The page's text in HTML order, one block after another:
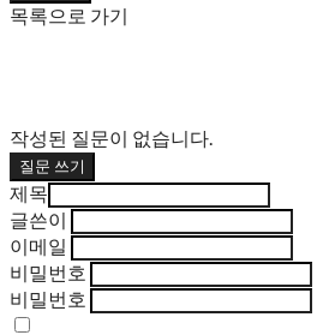
목록으로 가기
작성된 질문이 없습니다.
질문 쓰기
제목
글쓴이
이메일
비밀번호
비밀번호